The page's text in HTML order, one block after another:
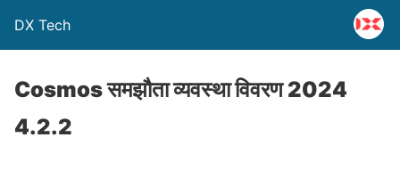
DX Tech
Cosmos समझौता व्यवस्था विवरण 2024
4.2.2